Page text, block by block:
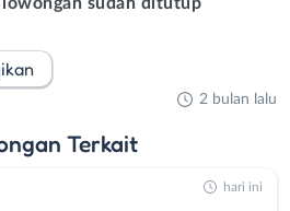
2 bulan lalu
Terkait
hari ini